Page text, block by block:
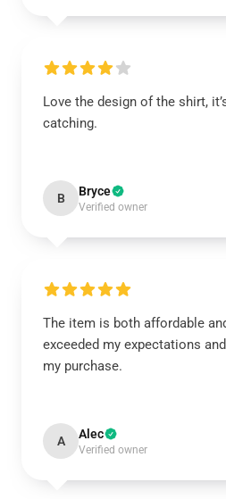
Love the design of the shirt,
catching.
B Bryce
Verified owner
The item is both affordable
exceeded my expectations
my purchase.
A Alec
Verified owner